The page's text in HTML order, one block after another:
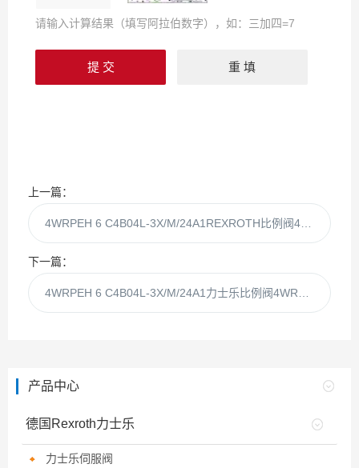
请输入计算结果（填写阿拉伯数字），如：三加四=7
上一篇：
下一篇：
产品中心
德国Rexroth力士乐
力士乐伺服阀